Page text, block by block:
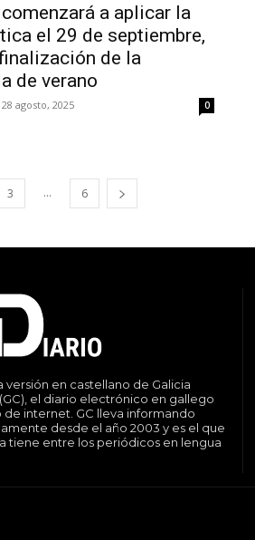
a aplicar la
el 29 de septiembre,
de la
de verano
28 agosto, 2025 0
3 ... 6
versión en castellano de Galicia
el diario electrónico en gallego
de internet. GC lleva informando
desde el año 2003 y es el que
tiene entre los periódicos en lengua